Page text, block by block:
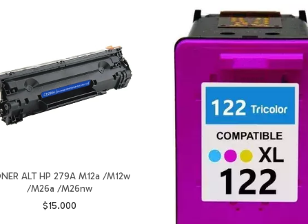
ALT HP 279A M12a /M12w
/M26a /M26nw
$15.000